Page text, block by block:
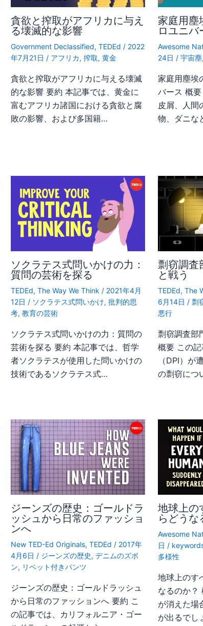
貪欲と搾取がアフリカに与え
る壊滅的な影響
Government Declassified,TEDEd / 2022
年7月21日 / アフリカ,搾取,黄金
貪欲と搾取がアフリカに与える壊滅
的な影響 要約 本記事では、黄金に
富むアフリカ諸国における貪欲と腐
敗の影響、および多国籍…
家庭用塵
ロユニバ
Awesome
24日 / 宇宙塵,
家庭用塵埃
バース 概
皮屑、人間
物、ダニな
ソクラテス式問いかけの力：
質問の芸術を探る
TEDEd,The Way We Think / 2021年4月
12日 / ソクラテス式問いかけ,批判的思
考,教育の芸術
ソクラテス式問いかけの力：質問の
芸術を探る 要約 本記事では、哲学
者ソクラテスが使用した問いかけの
技術であるソクラテス式…
剽窃調査
と戦う
TEDEd, The
6月14日 / 剽
悪行
剽窃調査部
概要 この
（DPI）が
の剽窃につ
ジーンズの歴史：ゴールドラ
ッシュから日常のファッショ
ンへ
New TED-Ed Originals,TEDEd / 2017年
4月6日 / ジーンズの歴史,デニムのズボ
ン, リベット付きパンツ
ジーンズの歴史：ゴールドラッシュ
から日常のファッションへ 要約 こ
の記事では、カリフォルニア・ゴー
地球上の
らどうな
Awesome
日 /
多様性
地球上のす
なるのか？
が消えた場
が出るでし